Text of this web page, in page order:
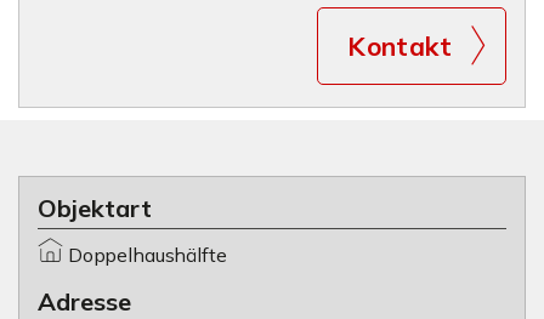
Kontakt
Objektart
Doppelhaushälfte
Adresse